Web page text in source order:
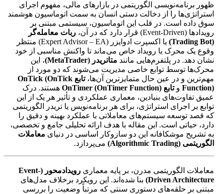
ظهور برنامه‌نویسی الگوریتمی در بازارهای مالی، مفهوم اجرای
استراتژی‌ها را از دخالت دستی انسان به سمت اتوماسیون هوشمند
سوق داده است. در قلب این اتوماسیون، سیستمی مبتنی بر
رویدادها (Event-Driven) قرار دارد که در آن،
ربات معامله‌گر
(Trading Bot)
یا اکسپرت ادوایزر (Expert Advisor – EA) منتظر
وقوع یک محرک یا رویداد خاص می‌ماند تا واکنش مناسبی از خود
نشان دهد. در پلتفرم‌هایی مانند متاتریدر (MetaTrader)
، این
محرک‌ها توسط توابع خاصی مدیریت می‌شوند که دو مورد از
مهم‌ترین و در عین حال متمایزترین آن‌ها،
تابع OnTick (OnTick
Function) وتابع OnTimer (OnTimer Function)
هستند. درک
عمیق تفاوت‌های بنیادین، معماری عملکردی و تأثیر هر یک از این
توابع بر اجرای استراتژی، برای هر برنامه‌نویس یا تریدر الگوریتمی
که قصد توسعه سیستم‌های معاملاتی با عملکرد بهینه و دقیق را
دارد، حیاتی است. این مقاله با هدف ارائه تحلیلی جامع و تخصصی،
به تشریح موشکافانه این دو سازوکار اساسی در دنیای معاملات
الگوریتمی (Algorithmic Trading)
می‌پردازد.
معاملات الگوریتمی مدرن، بر پایه معماری
رویدادمحور (Event-
Driven Architecture) بنا شده‌اند. این رویکرد برخلاف مدل‌های
مبتنی بر حلقه‌های دستوری سنتی که مرتباً وضعیت را بررسی